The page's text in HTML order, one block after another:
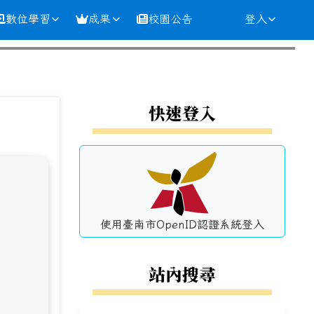
數位學習 成果 校園公告 登入
左邊區域內容
快速登入
使用臺南市OpenID認證系統登入
站內搜尋